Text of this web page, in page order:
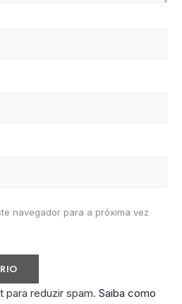
navegador para a próxima vez
para reduzir spam. Saiba como